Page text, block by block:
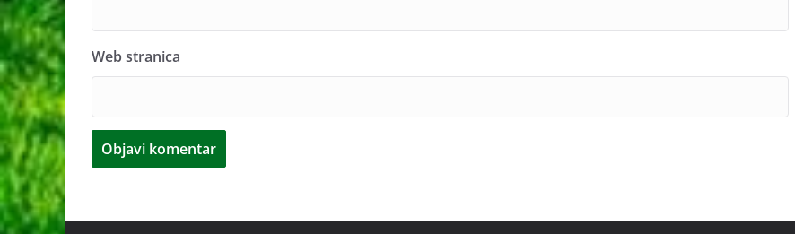
Web stranica